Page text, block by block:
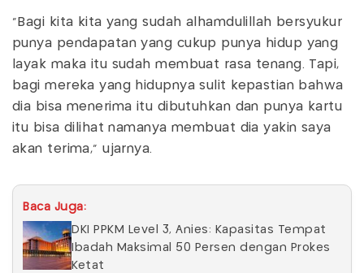
"Bagi kita kita yang sudah alhamdulillah bersyukur
punya pendapatan yang cukup punya hidup yang
layak maka itu sudah membuat rasa tenang. Tapi,
bagi mereka yang hidupnya sulit kepastian bahwa
dia bisa menerima itu dibutuhkan dan punya kartu
itu bisa dilihat namanya membuat dia yakin saya
akan terima," ujarnya.
Baca Juga:
DKI PPKM Level 3, Anies: Kapasitas Tempat
Ibadah Maksimal 50 Persen dengan Prokes
Ketat